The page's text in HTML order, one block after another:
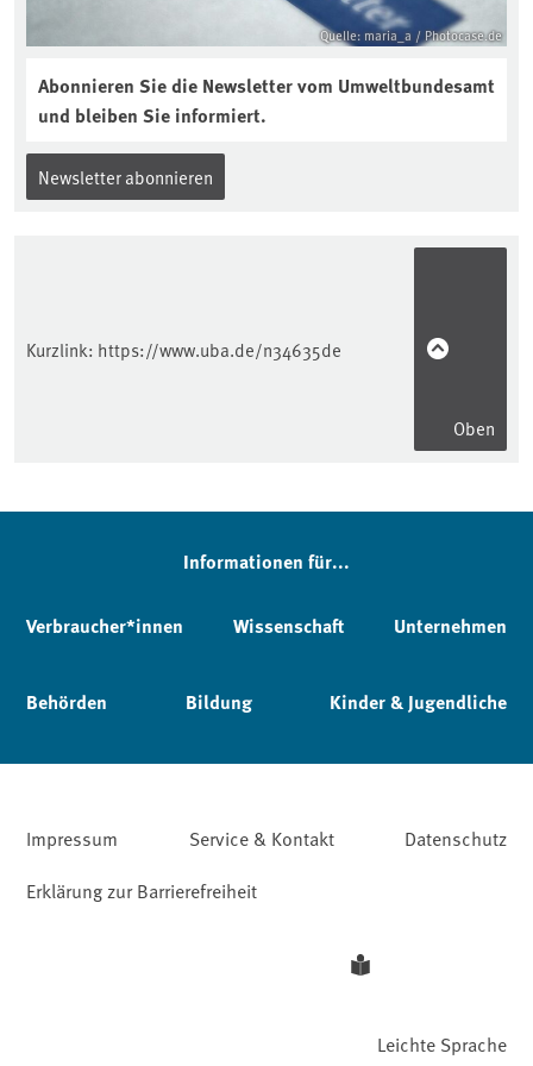
Quelle: maria_a / Photocase.de
Abonnieren Sie die Newsletter vom Umweltbundesamt
und bleiben Sie informiert.
Newsletter abonnieren
Kurzlink: https://www.uba.de/n34635de
Oben
Informationen für...
Verbraucher*innen Wissenschaft Unternehmen
Behörden Bildung Kinder & Jugendliche
Impressum Service & Kontakt
Datenschutz
Erklärung zur Barrierefreiheit
Leichte Sprache